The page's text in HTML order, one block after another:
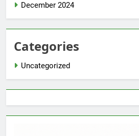
December 2024
Categories
Uncategorized